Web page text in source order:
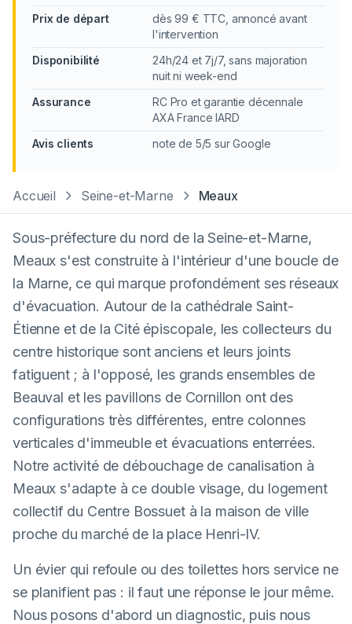
Prix de départ
dès 99 € TTC, annoncé avant
l'intervention
Disponibilité
24h/24 et 7j/7, sans majoration
nuit ni week-end
Assurance
RC Pro et garantie décennale
AXA France IARD
Avis clients
note de 5/5 sur Google
Accueil Seine-et-Marne Meaux
Sous-préfecture du nord de la Seine-et-Marne,
Meaux s'est construite à l'intérieur d'une boucle de
la Marne, ce qui marque profondément ses réseaux
d'évacuation. Autour de la cathédrale Saint-
Étienne et de la Cité épiscopale, les collecteurs du
centre historique sont anciens et leurs joints
fatiguent ; à l'opposé, les grands ensembles de
Beauval et les pavillons de Cornillon ont des
configurations très différentes, entre colonnes
verticales d'immeuble et évacuations enterrées.
Notre activité de débouchage de canalisation à
Meaux s'adapte à ce double visage, du logement
collectif du Centre Bossuet à la maison de ville
proche du marché de la place Henri-IV.
Un évier qui refoule ou des toilettes hors service ne
se planifient pas : il faut une réponse le jour même.
Nous posons d'abord un diagnostic, puis nous